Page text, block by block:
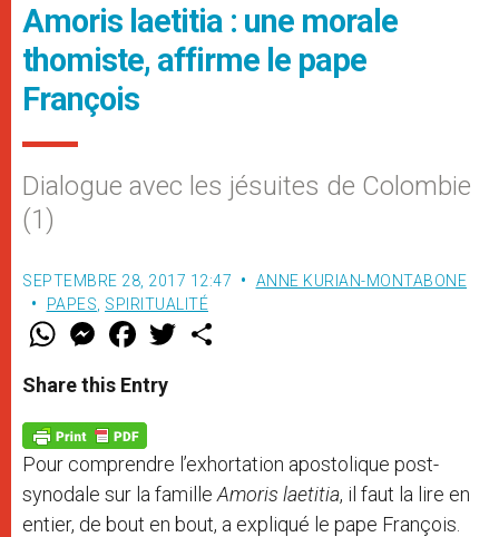
Amoris laetitia : une morale
thomiste, affirme le pape
François
Dialogue avec les jésuites de Colombie
(1)
SEPTEMBRE 28, 2017 12:47
ANNE KURIAN-MONTABONE
PAPES SPIRITUALITÉ
W
t
s
p
p
M
e
s
e
g
e
r
F
a
e
b
o
k
w
Share this Entry
Pour comprendre l’exhortation apostolique post-
synodale sur la famille Amoris laetitia, il faut la lire en
entier, de bout en bout, a expliqué le pape François.